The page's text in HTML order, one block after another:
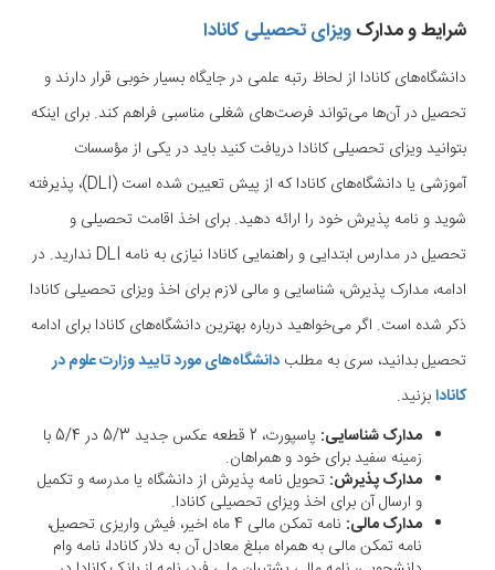
شرایط و مدارکویزای تحصیلی کانادا
دانشگاه‌های کانادا از لحاظ رتبه علمی در جایگاه بسیار خوبی قرار دارند و
تحصیل در آن‌ها می‌تواند فرصت‌های شغلی مناسبی فراهم کند. برای اینکه
بتوانید ویزای تحصیلی کانادا دریافت کنید باید در یکی از مؤسسات
آموزشی یا دانشگاه‌های کانادا که از پیش تعیین شده است (DLI)، پذیرفته
شوید و نامه پذیرش خود را ارائه دهید. برای اخذ اقامت تحصیلی و
تحصیل در مدارس ابتدایی و راهنمایی کانادا نیازی به نامه DLI ندارید. در
ادامه، مدارک پذیرش، شناسایی و مالی لازم برای اخذ ویزای تحصیلی کانادا
ذکر شده است. اگر می‌خواهید درباره بهترین دانشگاه‌های کانادا برای ادامه
تحصیل بدانید، سری به مطلب دانشگاه‌های مورد تایید وزارت علوم در
کانادابزنید.
مدارک شناسایی:
پاسپورت، 2 قطعه عکس جدید 5/3 در 5/4 با
زمینه سفید برای خود و همراهان.
مدارک پذیرش: تحویل نامه پذیرش از دانشگاه یا مدرسه و تکمیل
و ارسال آن برای اخذ ویزای تحصیلی کانادا.
مدارک مالی:
نامه تمکن مالی 4 ماه اخیر، فیش واریزی تحصیل،
نامه تمکن مالی به همراه مبلغ معادل آن به دلار کانادا، نامه وام